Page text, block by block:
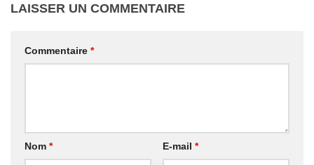
LAISSER UN COMMENTAIRE
Commentaire *
Nom * E-mail *